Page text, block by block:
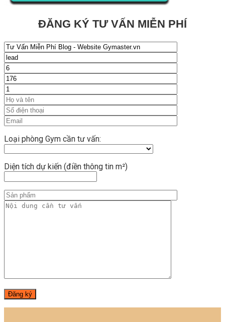
ĐĂNG KÝ TƯ VẤN MIỄN PHÍ
Loại phòng Gym cần tư vấn:
Diện tích dự kiến (điền thông tin m²)